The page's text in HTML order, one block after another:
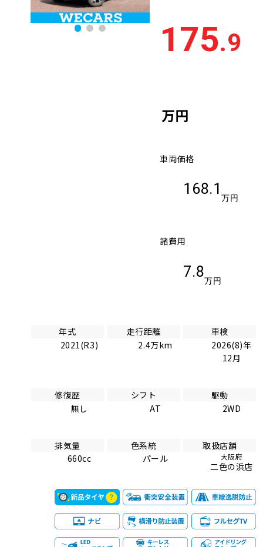
175.9
万円
車両価格
168.1
万円
諸費用
7.8
万円
年式
2021(R3)
走行距離
2.4万km
車検
2026(8)年
12月
修復歴
無し
シフト
AT
駆動
2WD
排気量
660cc
色系統
パール
取扱店舗
大阪府
二色の浜店